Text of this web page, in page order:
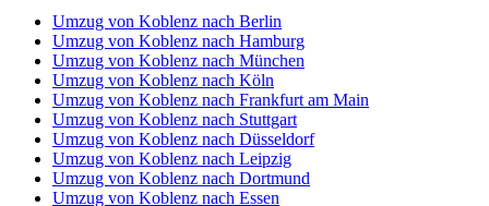
Umzug von Koblenz nach Berlin
Umzug von Koblenz nach Hamburg
Umzug von Koblenz nach München
Umzug von Koblenz nach Köln
Umzug von Koblenz nach Frankfurt am Main
Umzug von Koblenz nach Stuttgart
Umzug von Koblenz nach Düsseldorf
Umzug von Koblenz nach Leipzig
Umzug von Koblenz nach Dortmund
Umzug von Koblenz nach Essen